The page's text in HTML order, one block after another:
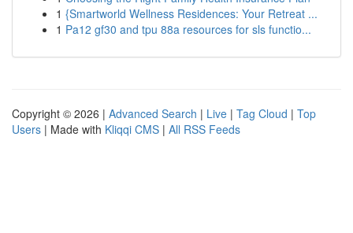
1 {Smartworld Wellness Residences: Your Retreat ...
1 Pa12 gf30 and tpu 88a resources for sls functio...
Copyright © 2026 | Advanced Search | Live | Tag Cloud | Top
Users | Made with Kliqqi CMS | All RSS Feeds